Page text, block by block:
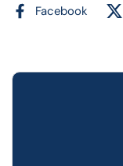
Facebook